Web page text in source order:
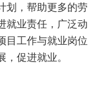
划，帮助更多的劳
就业责任，广泛动
目工作与就业岗位
促进就业。